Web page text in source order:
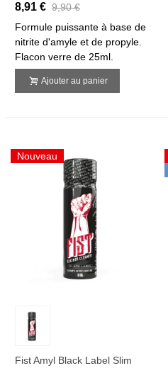
8,91 € 9,90 €
Formule puissante à base de
nitrite d'amyle et de propyle.
Flacon verre de 25ml.
Ajouter au panier
Nouveau
Fist Amyl Black Label Slim